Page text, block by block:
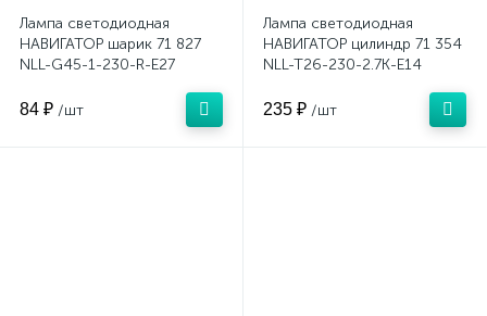
Лампа светодиодная
НАВИГАТОР шарик 71 827
NLL-G45-1-230-R-E27
84 ₽ /шт
Лампа светодиодная
НАВИГАТОР цилиндр 71 354
NLL-T26-230-2.7K-E14
235 ₽ /шт